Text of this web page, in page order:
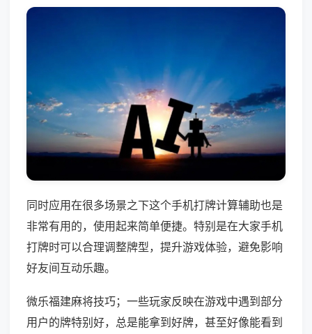
同时应用在很多场景之下这个手机打牌计算辅助也是
非常有用的，使用起来简单便捷。特别是在大家手机
打牌时可以合理调整牌型，提升游戏体验，避免影响
好友间互动乐趣。
微乐福建麻将技巧；一些玩家反映在游戏中遇到部分
用户的牌特别好，总是能拿到好牌，甚至好像能看到